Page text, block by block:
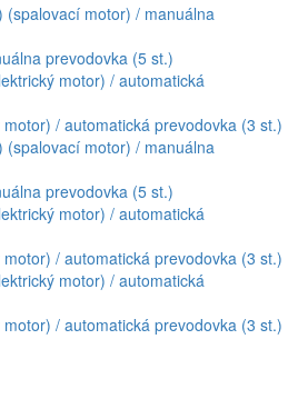
motor) / manuálna
prevodovka (5 st.)
motor) / automatická
/ automatická prevodovka (3 st.)
motor) / manuálna
prevodovka (5 st.)
motor) / automatická
/ automatická prevodovka (3 st.)
motor) / automatická
/ automatická prevodovka (3 st.)